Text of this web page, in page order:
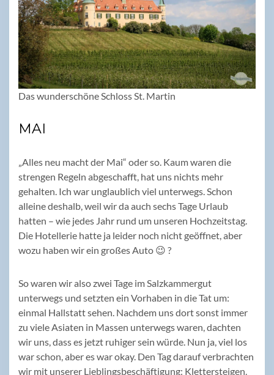
Das wunderschöne Schloss St. Martin
MAI
„Alles neu macht der Mai“ oder so. Kaum waren die
strengen Regeln abgeschafft, hat uns nichts mehr
gehalten. Ich war unglaublich viel unterwegs. Schon
alleine deshalb, weil wir da auch sechs Tage Urlaub
hatten – wie jedes Jahr rund um unseren Hochzeitstag.
Die Hotellerie hatte ja leider noch nicht geöffnet, aber
wozu haben wir ein großes Auto 😉 ?
So waren wir also zwei Tage im Salzkammergut
unterwegs und setzten ein Vorhaben in die Tat um:
einmal Hallstatt sehen. Nachdem uns dort sonst immer
zu viele Asiaten in Massen unterwegs waren, dachten
wir uns, dass es jetzt ruhiger sein würde. Nun ja, viel los
war schon, aber es war okay. Den Tag darauf verbrachten
wir mit unserer Lieblingsbeschäftigung: Klettersteigen.